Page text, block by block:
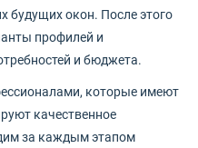
будущих окон. После этого
профилей и
и бюджета.
которые имеют
качественное
за каждым этапом